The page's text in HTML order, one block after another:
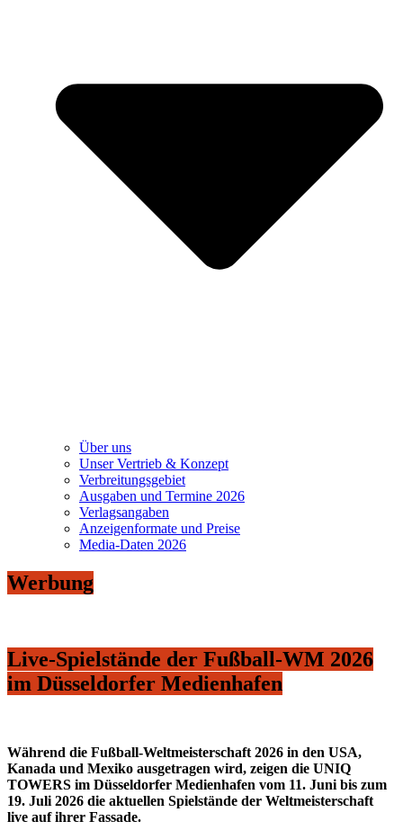
Über uns
Unser Vertrieb & Konzept
Verbreitungsgebiet
Ausgaben und Termine 2026
Verlagsangaben
Anzeigenformate und Preise
Media-Daten 2026
Werbung
Live-Spielstände der Fußball-WM 2026
im Düsseldorfer Medienhafen
Während die Fußball-Weltmeisterschaft 2026 in den USA,
Kanada und Mexiko ausgetragen wird, zeigen die UNIQ
TOWERS im Düsseldorfer Medienhafen vom 11. Juni bis zum
19. Juli 2026 die aktuellen Spielstände der Weltmeisterschaft
live auf ihrer Fassade.